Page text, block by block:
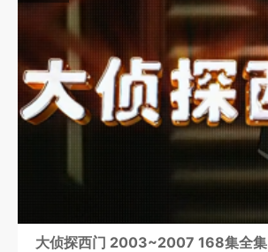
大侦探西门 2003~2007 168集全集